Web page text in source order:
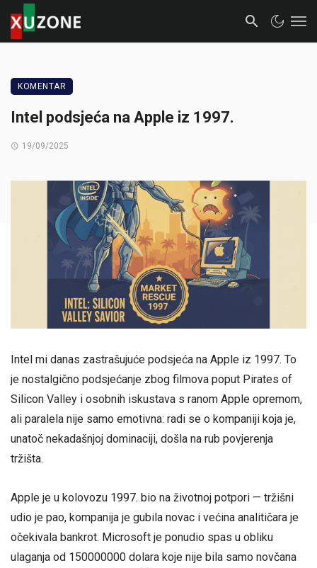
KOMENTAR
Intel podsjeća na Apple iz 1997.
19/09/2025
Intel mi danas zastrašujuće podsjeća na Apple iz 1997. To
je nostalgično podsjećanje zbog filmova poput Pirates of
Silicon Valley i osobnih iskustava s ranom Apple opremom,
ali paralela nije samo emotivna: radi se o kompaniji koja je,
unatoč nekadašnjoj dominaciji, došla na rub povjerenja
tržišta.
Apple je u kolovozu 1997. bio na životnoj potpori — tržišni
udio je pao, kompanija je gubila novac i većina analitičara je
očekivala bankrot. Microsoft je ponudio spas u obliku
ulaganja od 150000000 dolara koje nije bila samo novčana